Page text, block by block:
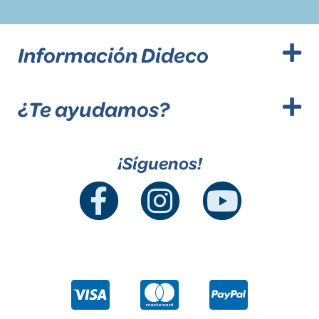
Información Dideco
¿Te ayudamos?
¡Síguenos!